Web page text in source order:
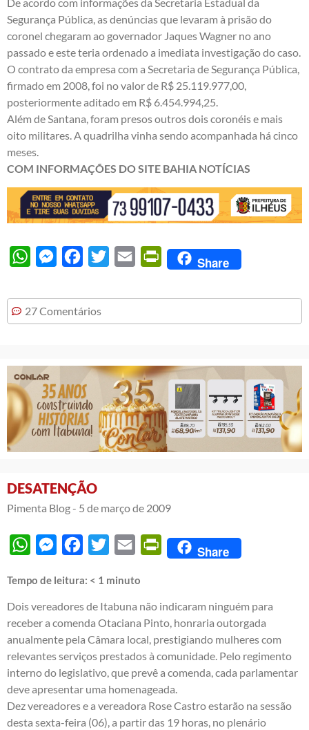
Segurança Pública, as denúncias que levaram à prisão do
coronel chegaram ao governador Jaques Wagner no ano
passado e este teria ordenado a imediata investigação do caso.
O contrato da empresa com a Secretaria de Segurança Pública,
firmado em 2008, foi no valor de R$ 25.119.977,00,
posteriormente aditado em R$ 6.454.994,25.
Além de Santana, foram presos outros dois coronéis e mais
oito militares. A quadrilha vinha sendo acompanhada há cinco
meses.
COM INFORMAÇÕES DO SITE BAHIA NOTÍCIAS
WhatsAppMessengerFacebook
Twitter Email PrintFriendly
Share
27 Comentários
DESATENÇÃO
Pimenta Blog - 5 de março de 2009
WhatsAppMessengerFacebook
Twitter Email PrintFriendly
Share
Tempo de leitura: < 1 minuto
Dois vereadores de Itabuna não indicaram ninguém para
receber a comenda Otaciana Pinto, honraria outorgada
anualmente pela Câmara local, prestigiando mulheres com
relevantes serviços prestados à comunidade. Pelo regimento
interno do legislativo, que prevê a comenda, cada parlamentar
deve apresentar uma homenageada.
Dez vereadores e a vereadora Rose Castro estarão na sessão
desta sexta-feira (06), a partir das 19 horas, no plenário